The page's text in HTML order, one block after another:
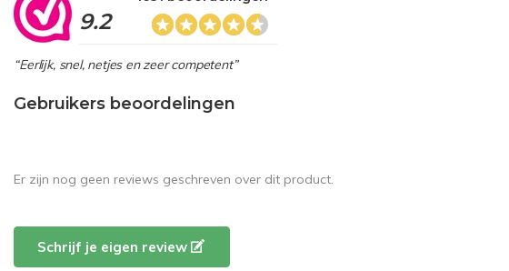
9.2
“Eerlijk, snel, netjes en zeer competent”
Gebruikers beoordelingen
Er zijn nog geen reviews geschreven over dit product.
Schrijf je eigen review